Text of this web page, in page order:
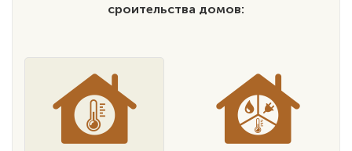
сроительства домов: